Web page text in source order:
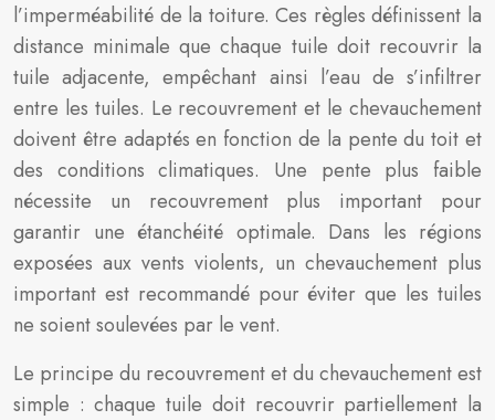
l’imperméabilité de la toiture. Ces règles définissent la
distance minimale que chaque tuile doit recouvrir la
tuile adjacente, empêchant ainsi l’eau de s’infiltrer
entre les tuiles. Le recouvrement et le chevauchement
doivent être adaptés en fonction de la pente du toit et
des conditions climatiques. Une pente plus faible
nécessite un recouvrement plus important pour
garantir une étanchéité optimale. Dans les régions
exposées aux vents violents, un chevauchement plus
important est recommandé pour éviter que les tuiles
ne soient soulevées par le vent.
Le principe du recouvrement et du chevauchement est
simple : chaque tuile doit recouvrir partiellement la